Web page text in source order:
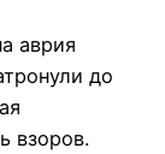
аврия
до
взоров.